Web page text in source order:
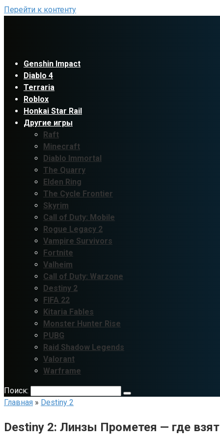
Перейти к контенту
Genshin Impact
Diablo 4
Terraria
Roblox
Honkai Star Rail
Другие игры
Raft
Minecraft
Diablo Immortal
The Quarry
Elden Ring
The Cycle Frontier
Skyrim
Call of Duty: Mobile
Rogue Legacy 2
Vampire Survivors
Fortnite
Valheim
Call of Duty: Warzone
Destiny 2
FIFA 22
Kitaria Fables
Monster Hunter Rise
PUBG
Raid Shadow Legends
Valorant
Warframe
Поиск:
Главная » Destiny 2
Destiny 2: Линзы Прометея — где